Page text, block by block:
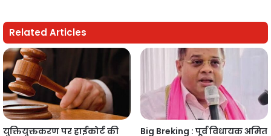
Related Articles
युक्तियुक्तकरण पर हाईकोर्ट की Big Breking : पूर्व विधायक अमित